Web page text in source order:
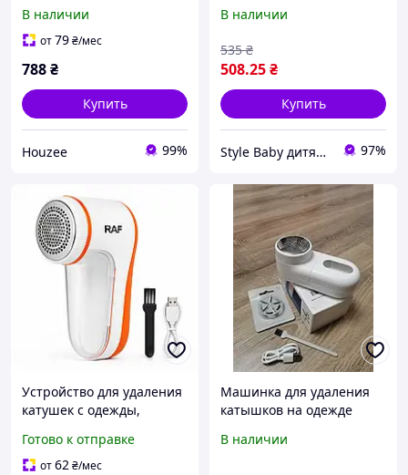
детей 3 7 лет на
открытом воздухе
В наличии
от79₴/мес
788₴
Купить
Houzee 99%
батарейках, 17-10,7-33 см
В наличии
508.25₴
535 ₴
Купить
Style Baby дитячий магазин 97%
Устройство для удаления
катушек с одежды,
одежды Триммеры
чистки ткани XS-80
Готово к отправке
от62₴/мес
Машинка для удаления
катышков на одежде
В наличии